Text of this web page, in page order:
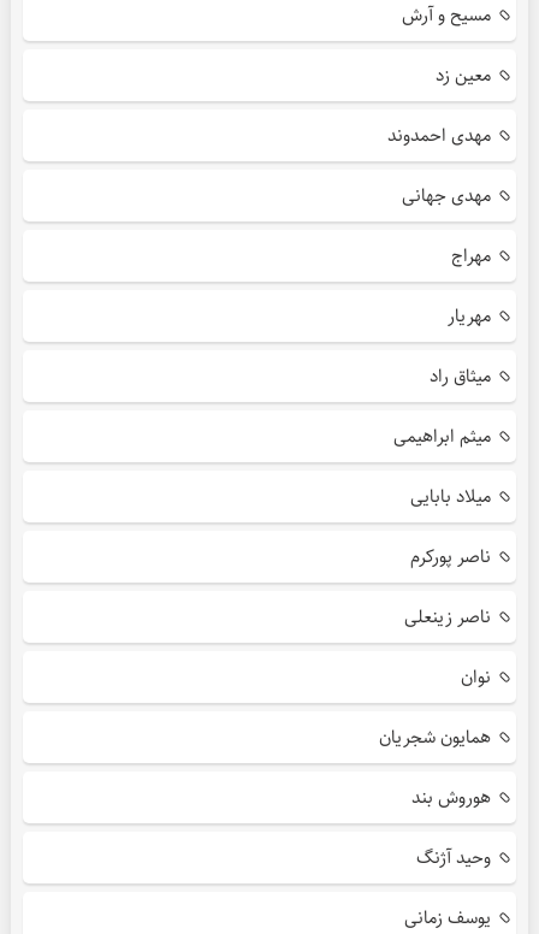
مسیح و آرش
معین زد
مهدی احمدوند
مهدی جهانی
مهراج
مهریار
میثاق راد
میثم ابراهیمی
میلاد بابایی
ناصر پورکرم
ناصر زینعلی
نوان
همایون شجریان
هوروش بند
وحید آژنگ
یوسف زمانی